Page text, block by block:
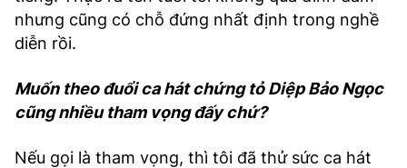
nhưng cũng có chỗ đứng nhất định trong nghề
diễn rồi.
Muốn theo đuổi ca hát chứng tỏ Diệp Bảo Ngọc
cũng nhiều tham vọng đấy chứ?
Nếu gọi là tham vọng, thì tôi đã thử sức ca hát